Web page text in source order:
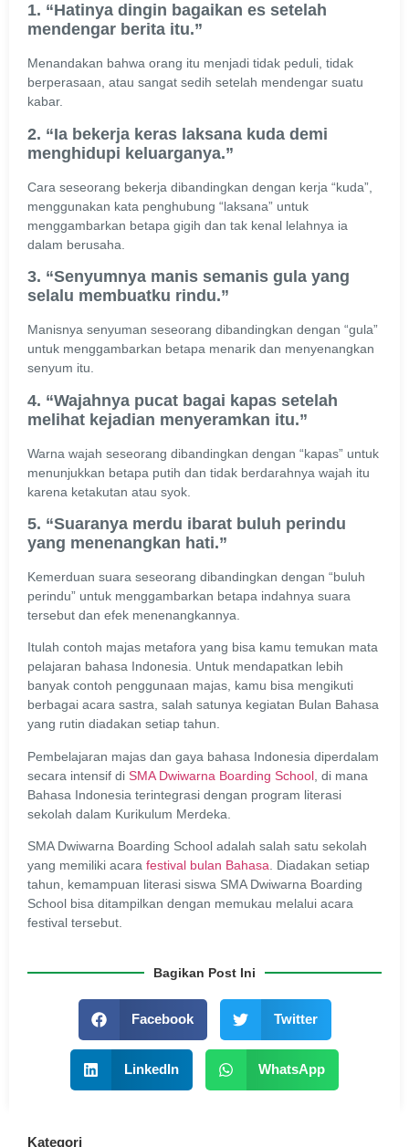
1. “Hatinya dingin bagaikan es setelah
mendengar berita itu.”
Menandakan bahwa orang itu menjadi tidak peduli, tidak
berperasaan, atau sangat sedih setelah mendengar suatu
kabar.
2. “Ia bekerja keras laksana kuda demi
menghidupi keluarganya.”
Cara seseorang bekerja dibandingkan dengan kerja “kuda”,
menggunakan kata penghubung “laksana” untuk
menggambarkan betapa gigih dan tak kenal lelahnya ia
dalam berusaha.
3. “Senyumnya manis semanis gula yang
selalu membuatku rindu.”
Manisnya senyuman seseorang dibandingkan dengan “gula”
untuk menggambarkan betapa menarik dan menyenangkan
senyum itu.
4. “Wajahnya pucat bagai kapas setelah
melihat kejadian menyeramkan itu.”
Warna wajah seseorang dibandingkan dengan “kapas” untuk
menunjukkan betapa putih dan tidak berdarahnya wajah itu
karena ketakutan atau syok.
5. “Suaranya merdu ibarat buluh perindu
yang menenangkan hati.”
Kemerduan suara seseorang dibandingkan dengan “buluh
perindu” untuk menggambarkan betapa indahnya suara
tersebut dan efek menenangkannya.
Itulah contoh majas metafora yang bisa kamu temukan mata
pelajaran bahasa Indonesia. Untuk mendapatkan lebih
banyak contoh penggunaan majas, kamu bisa mengikuti
berbagai acara sastra, salah satunya kegiatan Bulan Bahasa
yang rutin diadakan setiap tahun.
Pembelajaran majas dan gaya bahasa Indonesia diperdalam
secara intensif di SMA Dwiwarna Boarding School , di mana
Bahasa Indonesia terintegrasi dengan program literasi
sekolah dalam Kurikulum Merdeka.
SMA Dwiwarna Boarding School adalah salah satu sekolah
yang memiliki acara festival bulan Bahasa. Diadakan setiap
tahun, kemampuan literasi siswa SMA Dwiwarna Boarding
School bisa ditampilkan dengan memukau melalui acara
festival tersebut.
Bagikan Post Ini
Facebook Twitter
LinkedIn WhatsApp
Kategori